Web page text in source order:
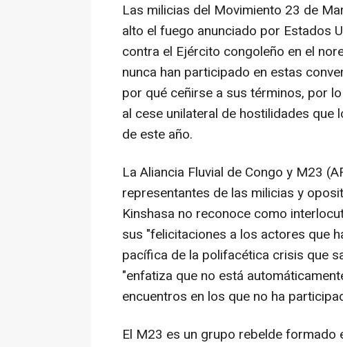
Las milicias del Movimiento 23 de
alto el fuego anunciado por Estados
contra el Ejército congoleño en el
nunca han participado en estas
por qué ceñirse a sus términos, por
al cese unilateral de hostilidades
de este año.
La Aliancia Fluvial de Congo y M23
representantes de las milicias y
Kinshasa no reconoce como
sus "felicitaciones a los actores que
pacífica de la polifacética crisis que
"enfatiza que no está
encuentros en los que no ha
El M23 es un grupo rebelde